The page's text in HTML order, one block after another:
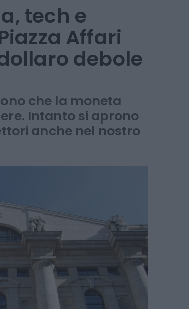
tech e
debole
che la moneta
Intanto si aprono